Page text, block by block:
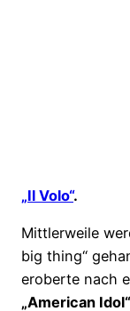
„Il Volo“.
Mittlerweile
big thing“
eroberte nach
„American Idol“